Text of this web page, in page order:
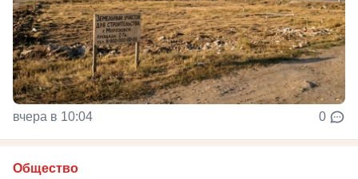
вчера в 10:04 0
Общество